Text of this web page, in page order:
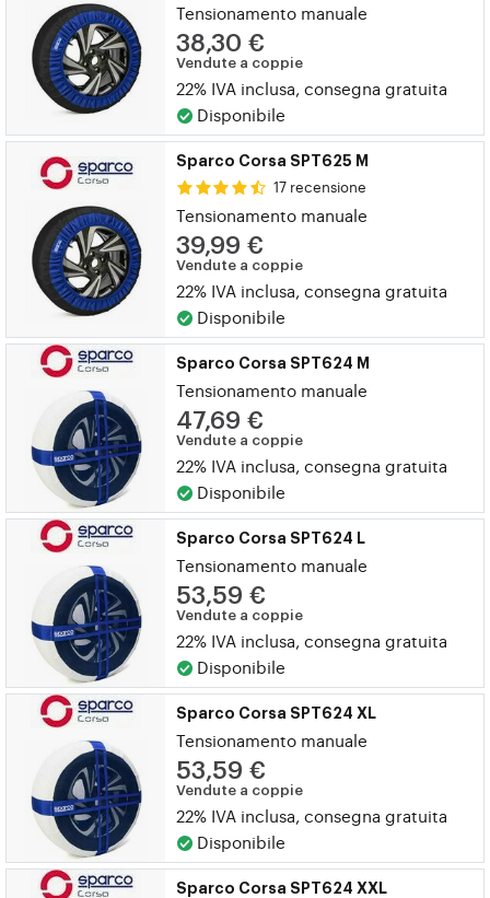
Tensionamento manuale
38,30 €
Vendute a coppie
22% IVA inclusa, consegna gratuita
Disponibile
Sparco Corsa SPT625 M
17 recensione
Tensionamento manuale
39,99 €
Vendute a coppie
22% IVA inclusa, consegna gratuita
Disponibile
Sparco Corsa SPT624 M
Tensionamento manuale
47,69 €
Vendute a coppie
22% IVA inclusa, consegna gratuita
Disponibile
Sparco Corsa SPT624 L
Tensionamento manuale
53,59 €
Vendute a coppie
22% IVA inclusa, consegna gratuita
Disponibile
Sparco Corsa SPT624 XL
Tensionamento manuale
53,59 €
Vendute a coppie
22% IVA inclusa, consegna gratuita
Disponibile
Sparco Corsa SPT624 XXL